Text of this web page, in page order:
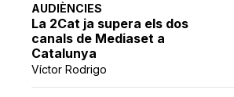
AUDIÈNCIES
La 2Cat ja supera els dos
canals de Mediaset a
Catalunya
Víctor Rodrigo